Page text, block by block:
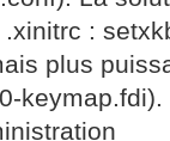
:
plus
keymap.fdi).